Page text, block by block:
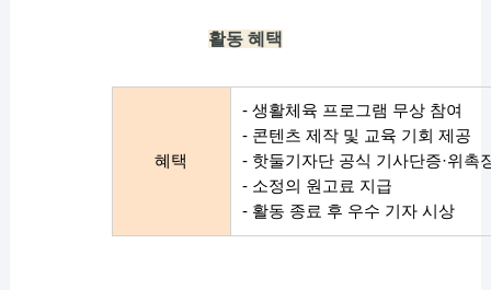
활동 혜택
혜택
- 생활체육 프로그램 무상 참여
- 콘텐츠 제작 및 교육 기회 제공
- 핫둘기자단 공식 기사단증·위촉
- 소정의 원고료 지급
- 활동 종료 후 우수 기자 시상